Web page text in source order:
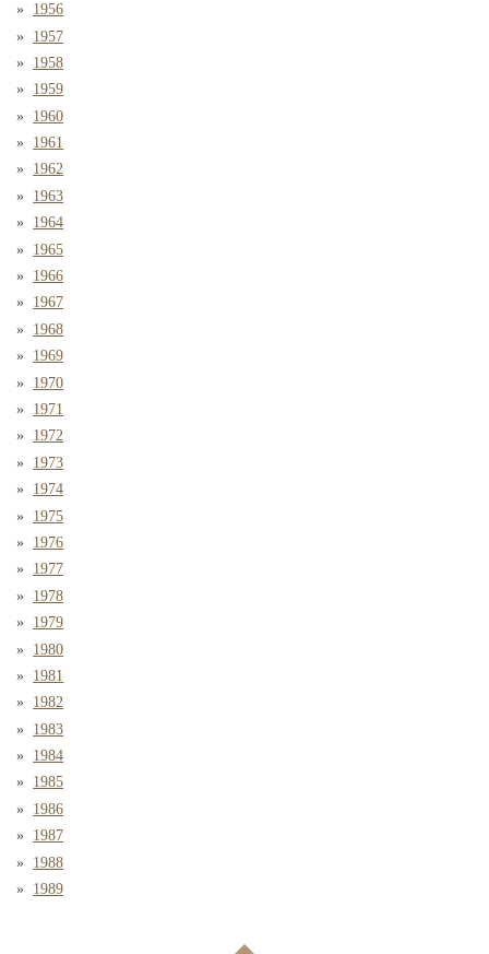
1956
1957
1958
1959
1960
1961
1962
1963
1964
1965
1966
1967
1968
1969
1970
1971
1972
1973
1974
1975
1976
1977
1978
1979
1980
1981
1982
1983
1984
1985
1986
1987
1988
1989